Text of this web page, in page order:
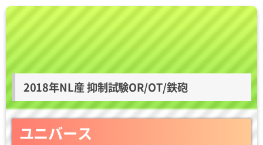
2018年NL産 抑制試験OR/OT/鉄砲
ユニバース